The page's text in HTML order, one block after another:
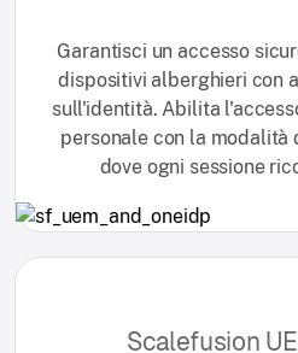
Garantisci un accesso
dispositivi alberghieri con
sull'identità. Abilita
personale con la modalità
dove ogni sessione
Scalefusion